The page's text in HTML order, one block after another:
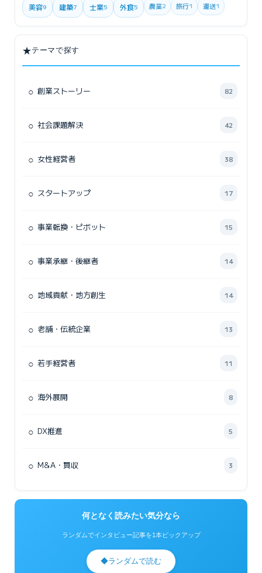
美容9 建築7 士業5 外食5 農業2 旅行1 運送1
★テーマで探す
○ 創業ストーリー 82
○ 社会課題解決 42
○ 女性経営者 38
○ スタートアップ 17
○ 事業転換・ピボット 15
○ 事業承継・後継者 14
○ 地域貢献・地方創生 14
○ 老舗・伝統企業 13
○ 若手経営者 11
○ 海外展開 8
○ DX推進 5
○ M&A・買収 3
何となく読みたい気分なら
ランダムでインタビュー記事を1本ピックアップ
◆ランダムで読む